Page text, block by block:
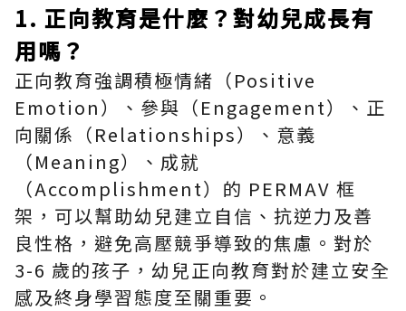
1. 正向教育是什麼？對幼兒成長有
用嗎？
正向教育強調積極情緒（Positive
Emotion）、參與（Engagement）、正
向關係（Relationships）、意義
（Meaning）、成就
（Accomplishment）的 PERMAV 框
架，可以幫助幼兒建立自信、抗逆力及善
良性格，避免高壓競爭導致的焦慮。對於
3-6 歲的孩子，幼兒正向教育對於建立安全
感及終身學習態度至關重要。